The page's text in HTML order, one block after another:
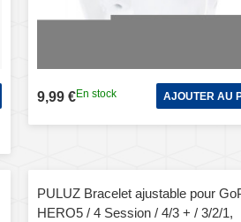
9,99 €En stock AJOUTER AU
PULUZ Bracelet ajustable pour
HERO5 / 4 Session / 4/3 + / 3/2/1,